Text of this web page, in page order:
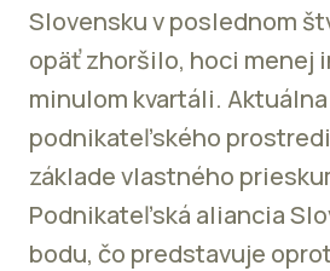
Slovensku v poslednom
opäť zhoršilo, hoci menej
minulom kvartáli.
podnikateľského
základe vlastného
Podnikateľská aliancia
bodu, čo predstavuje